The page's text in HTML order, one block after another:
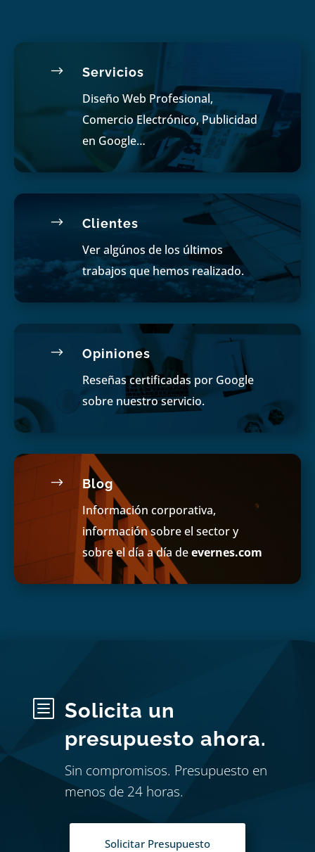
$ Servicios
Diseño Web Profesional,
Comercio Electrónico, Publicidad
en Google…
$ Clientes
Ver algúnos de los últimos
trabajos que hemos realizado.
$ Opiniones
Reseñas certificadas por Google
sobre nuestro servicio.
$ Blog
Información corporativa,
información sobre el sector y
sobre el día a día deevernes.com
b
Solicita un
presupuesto ahora.
Sin compromisos. Presupuesto en
menos de 24 horas.
Solicitar Presupuesto